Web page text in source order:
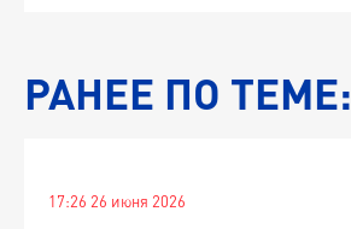
РАНЕЕ ПО ТЕМЕ:
17:26 26 июня 2026